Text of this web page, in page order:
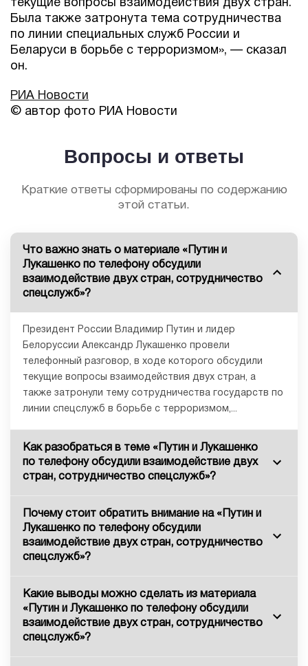
текущие вопросы взаимодействия двух стран.
Была также затронута тема сотрудничества
по линии специальных служб России и
Беларуси в борьбе с терроризмом», — сказал
он.
РИА Новости
© автор фото РИА Новости
Вопросы и ответы
Краткие ответы сформированы по содержанию
этой статьи.
Что важно знать о материале «Путин и
Лукашенко по телефону обсудили
взаимодействие двух стран, сотрудничество
спецслужб»?
Президент России Владимир Путин и лидер
Белоруссии Александр Лукашенко провели
телефонный разговор, в ходе которого обсудили
текущие вопросы взаимодействия двух стран, а
также затронули тему сотрудничества государств по
линии спецслужб в борьбе с терроризмом,...
Как разобраться в теме «Путин и Лукашенко
по телефону обсудили взаимодействие двух
стран, сотрудничество спецслужб»?
Почему стоит обратить внимание на «Путин и
Лукашенко по телефону обсудили
взаимодействие двух стран, сотрудничество
спецслужб»?
Какие выводы можно сделать из материала
«Путин и Лукашенко по телефону обсудили
взаимодействие двух стран, сотрудничество
спецслужб»?